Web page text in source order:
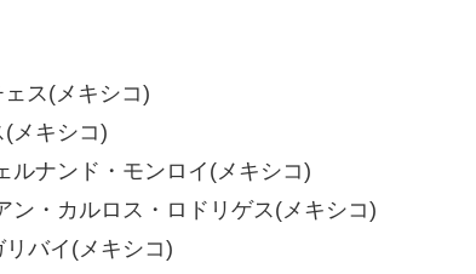
ス(メキシコ)
メキシコ)
ナンド・モンロイ(メキシコ)
・カルロス・ロドリゲス(メキシコ)
バイ(メキシコ)